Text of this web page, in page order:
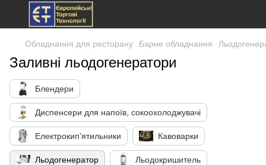
Обладнання для ресторану Барне обладнання
Заливні льодогенератори
Блендери
Диспенсери для напоїв, сокоохолоджувачі
Електрокип'ятильники Кавоварки
Льодогенератор Льодокришитель